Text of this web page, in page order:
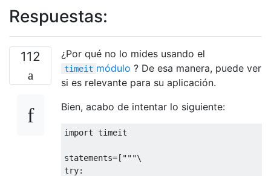
Respuestas:
112 ¿Por qué no lo mides usando el
timeit módulo ? De esa manera, puede ver
si es relevante para su aplicación.
Bien, acabo de intentar lo siguiente:
import timeit
statements=[ """\
try: